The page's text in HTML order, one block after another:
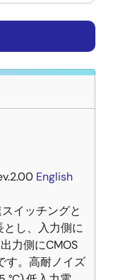
English
イッチングと
し、入力側に
力側にCMOS
す。高耐ノイズ